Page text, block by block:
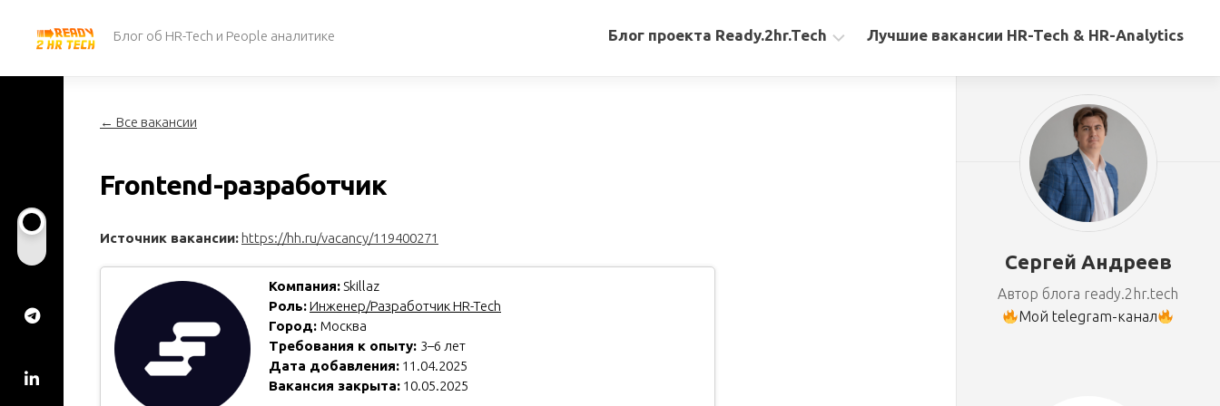
содержанию
Блог об HR-Tech и People аналитике Блог проекта Ready.2hr.Tech Лучшие вакансии HR-Tech & HR-Analytics
← Все вакансии
Frontend-разработчик
Источник вакансии: https://hh.ru/vacancy/119400271
Компания: Skillaz
Роль:Инженер/Разработчик HR-Tech
Город: Москва
Требования к опыту: 3–6 лет
Дата добавления: 11.04.2025
Вакансия закрыта: 10.05.2025
Сергей Андреев
Автор блога ready.2hr.tech
Мой telegram-канал